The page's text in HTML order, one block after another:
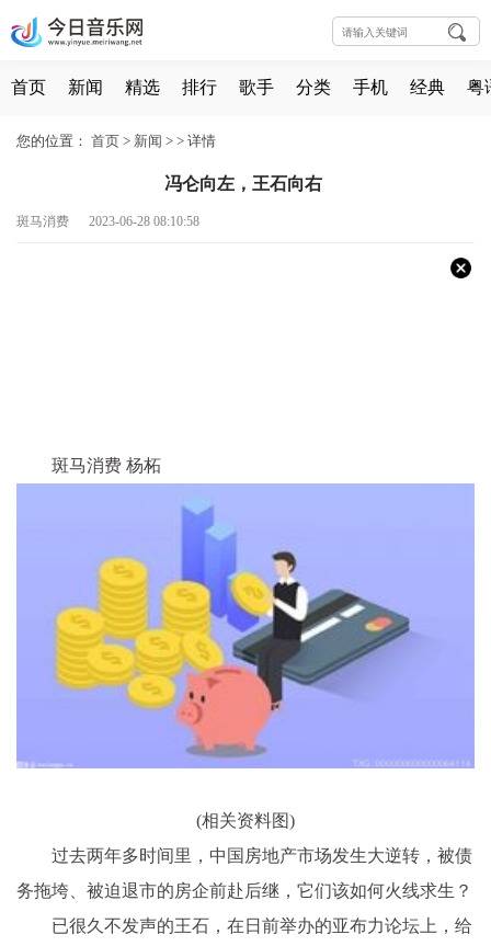
首页 新闻 精选 排行 歌手 分类 手机 经典 粤
您的位置： 首页 > 新闻 > > 详情
冯仑向左，王石向右
斑马消费 2023-06-28 08:10:58
斑马消费 杨柘
(相关资料图)
过去两年多时间里，中国房地产市场发生大逆转，被债
务拖垮、被迫退市的房企前赴后继，它们该如何火线求生？
已很久不发声的王石，在日前举办的亚布力论坛上，给